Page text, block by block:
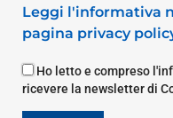
Leggi l'informativa
pagina privacy
Ho letto e compreso
ricevere la newsletter di